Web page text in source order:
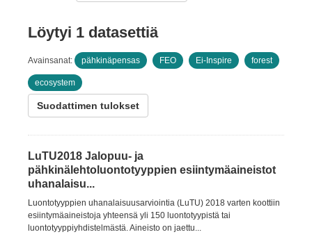
Löytyi 1 datasettiä
Avainsanat: pähkinäpensas FEO Ei-Inspire forest
ecosystem
Suodattimen tulokset
LuTU2018 Jalopuu- ja
pähkinälehtoluontotyyppien esiintymäaineistot
uhanalaisu...
Luontotyyppien uhanalaisuusarviointia (LuTU) 2018 varten koottiin
esiintymäaineistoja yhteensä yli 150 luontotyypistä tai
luontotyyppiyhdistelmästä. Aineisto on jaettu...